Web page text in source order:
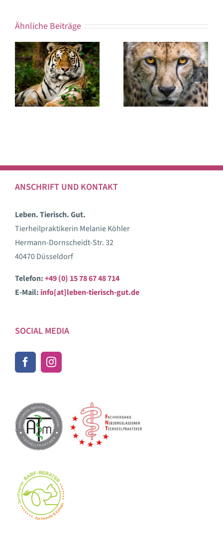
Ähnliche Beiträge
Catpurri
Wissensbox:
Der Gepard
Catpurri
Wissensbox:
Der Löwe
ANSCHRIFT UND KONTAKT
Leben. Tierisch. Gut.
Tierheilpraktikerin Melanie Köhler
Hermann-Dornscheidt-Str. 32
40470 Düsseldorf
Telefon:+49 (0) 15 78 67 48 714
E-Mail: info[at]leben-tierisch-gut.de
SOCIAL MEDIA